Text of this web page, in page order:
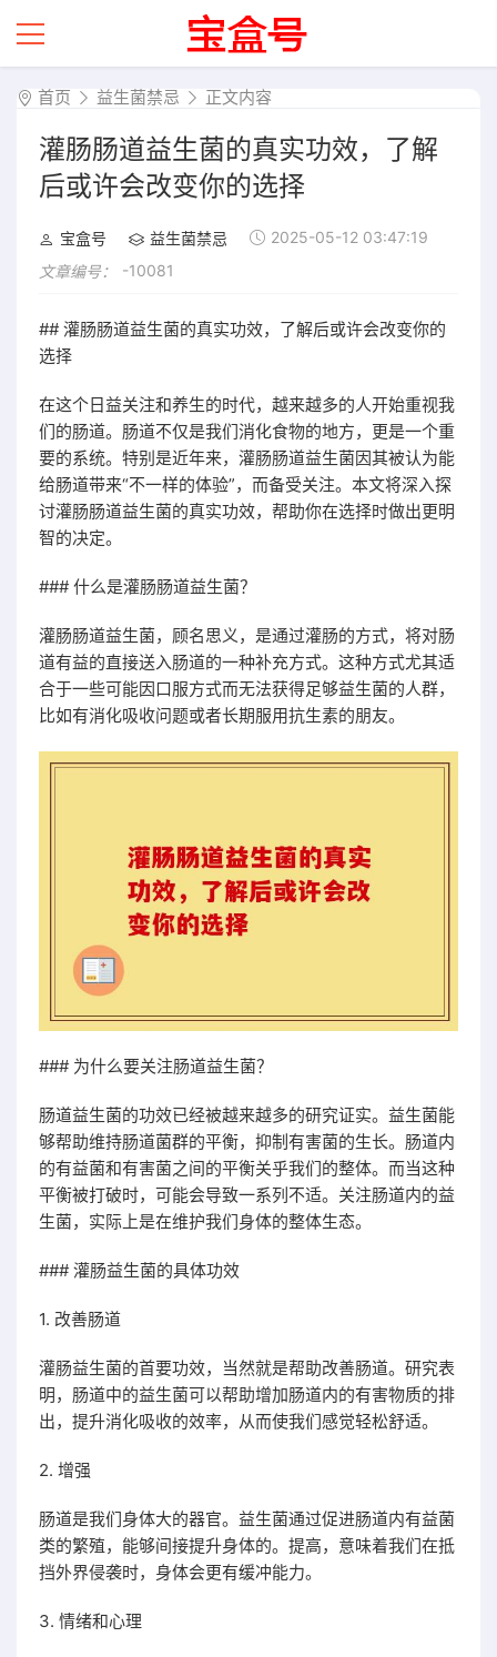
首页 益生菌禁忌 正文内容
灌肠肠道益生菌的真实功效，了解
后或许会改变你的选择
宝盒号 益生菌禁忌
2025-05-12 03:47:19
文章编号：
-10081
## 灌肠肠道益生菌的真实功效，了解后或许会改变你的
选择
在这个日益关注和养生的时代，越来越多的人开始重视我
们的肠道。肠道不仅是我们消化食物的地方，更是一个重
要的系统。特别是近年来，灌肠肠道益生菌因其被认为能
给肠道带来“不一样的体验”，而备受关注。本文将深入探
讨灌肠肠道益生菌的真实功效，帮助你在选择时做出更明
智的决定。
### 什么是灌肠肠道益生菌？
灌肠肠道益生菌，顾名思义，是通过灌肠的方式，将对肠
道有益的直接送入肠道的一种补充方式。这种方式尤其适
合于一些可能因口服方式而无法获得足够益生菌的人群，
比如有消化吸收问题或者长期服用抗生素的朋友。
### 为什么要关注肠道益生菌？
肠道益生菌的功效已经被越来越多的研究证实。益生菌能
够帮助维持肠道菌群的平衡，抑制有害菌的生长。肠道内
的有益菌和有害菌之间的平衡关乎我们的整体。而当这种
平衡被打破时，可能会导致一系列不适。关注肠道内的益
生菌，实际上是在维护我们身体的整体生态。
### 灌肠益生菌的具体功效
1. 改善肠道
灌肠益生菌的首要功效，当然就是帮助改善肠道。研究表
明，肠道中的益生菌可以帮助增加肠道内的有害物质的排
出，提升消化吸收的效率，从而使我们感觉轻松舒适。
2. 增强
肠道是我们身体大的器官。益生菌通过促进肠道内有益菌
类的繁殖，能够间接提升身体的。提高，意味着我们在抵
挡外界侵袭时，身体会更有缓冲能力。
3. 情绪和心理